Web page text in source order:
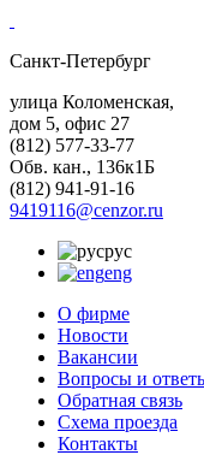
Санкт-Петербург
улица Коломенская,
дом 5, офис 27
(812) 577-33-77
Обв. кан., 136к1Б
(812) 941-91-16
9419116@cenzor.ru
рус
eng
О фирме
Новости
Вакансии
Вопросы и
Обратная связь
Схема проезда
Контакты